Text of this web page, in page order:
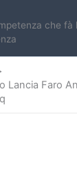
che fà
Lancia Faro